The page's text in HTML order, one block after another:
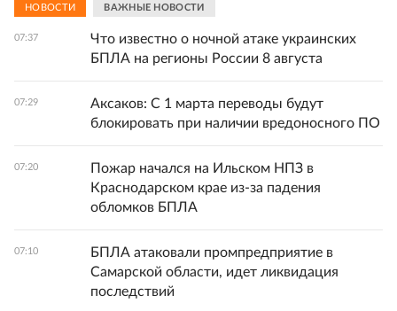
НОВОСТИ ВАЖНЫЕ НОВОСТИ
07:37
Что известно о ночной атаке украинских
БПЛА на регионы России 8 августа
07:29
Аксаков: С 1 марта переводы будут
блокировать при наличии вредоносного ПО
07:20
Пожар начался на Ильском НПЗ в
Краснодарском крае из-за падения
обломков БПЛА
07:10
БПЛА атаковали промпредприятие в
Самарской области, идет ликвидация
последствий